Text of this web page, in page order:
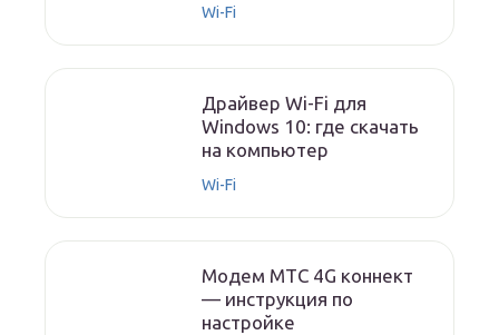
Wi-Fi
Драйвер Wi-Fi для
Windows 10: где скачать
на компьютер
Wi-Fi
Модем МТС 4G коннект
— инструкция по
настройке